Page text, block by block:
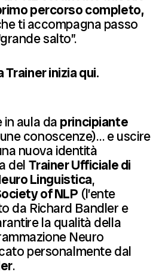
percorso completo,
ti accompagna passo
salto”.
Trainer inizia qui.
aula da principiante
conoscenze)… e uscire
nuova identità
del Trainer Ufficiale di
Linguistica,
of NLP (l’ente
da Richard Bandler e
la qualità della
Neuro
personalmente dal
.